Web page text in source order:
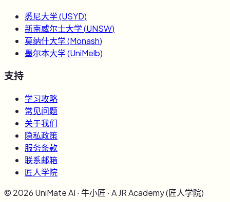
悉尼大学(USYD)
新南威尔士大学(UNSW)
莫纳什大学(Monash)
墨尔本大学(UniMelb)
支持
学习攻略
常见问题
关于我们
隐私政策
服务条款
联系邮箱
匠人学院
© 2026 UniMate AI · 牛小匠 · A JR Academy (匠人学院)